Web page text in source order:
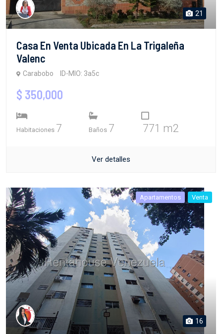
21
Casa En Venta Ubicada En La Trigaleña
Valenc
Carabobo ID-MIO: 3a5c
$ 350,000
Habitaciones 7 Baños 7 771 m2
Ver detalles
Apartamentos Venta
16